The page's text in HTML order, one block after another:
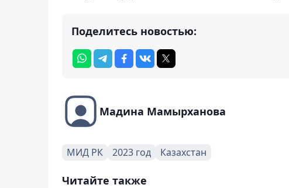
Поделитесь новостью:
Мадина Мамырханова
МИД РК 2023 год Казахстан
Читайте также